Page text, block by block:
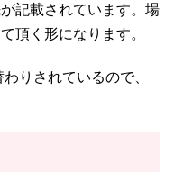
記載されています。場
頂く形になります。
りされているので、